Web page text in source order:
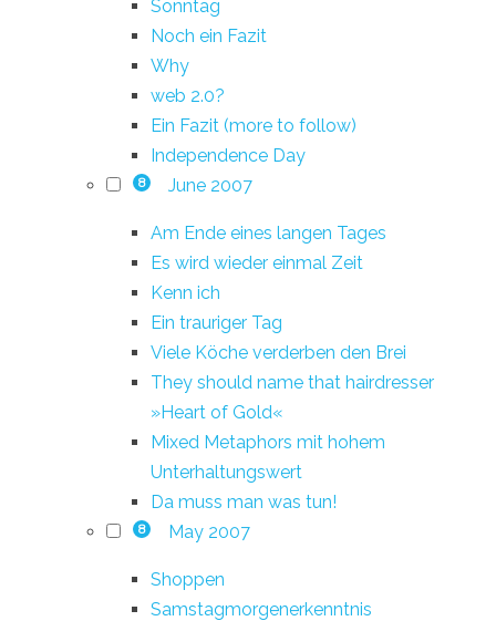
Sonntag
Noch ein Fazit
Why
web 2.0?
Ein Fazit (more to follow)
Independence Day
8 June 2007
Am Ende eines langen Tages
Es wird wieder einmal Zeit
Kenn ich
Ein trauriger Tag
Viele Köche verderben den Brei
They should name that hairdresser
»Heart of Gold«
Mixed Metaphors mit hohem
Unterhaltungswert
Da muss man was tun!
8 May 2007
Shoppen
Samstagmorgenerkenntnis